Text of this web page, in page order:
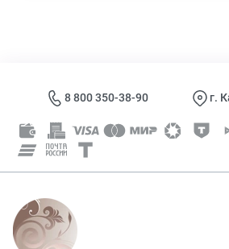
8 800 350-38-90 г.